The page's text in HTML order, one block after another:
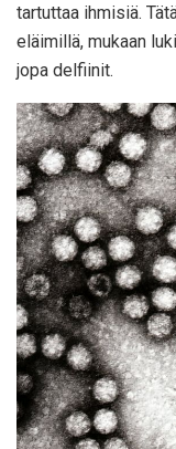
tartuttaa ihmisiä.
eläimillä, mukaan
jopa delfiinit.